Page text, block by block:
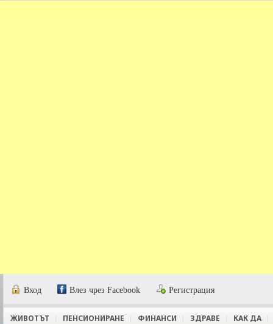
Вход Влез чрез Facebook Регистрация
ЖИВОТЪТ ПЕНСИОНИРАНЕ ФИНАНСИ ЗДРАВЕ КАК ДА